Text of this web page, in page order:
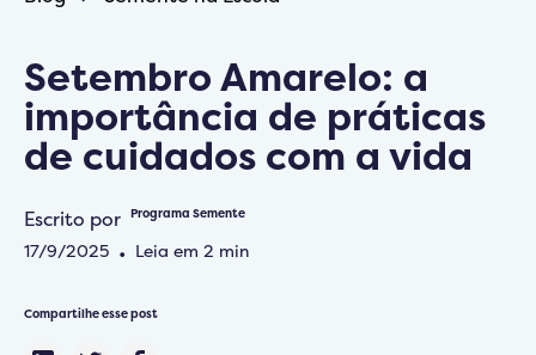
Setembro Amarelo: a
importância de práticas
de cuidados com a vida
Escrito por Programa Semente
17/9/2025 • Leia em 2 min
Compartilhe esse post